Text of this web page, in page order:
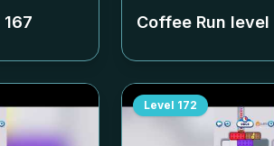
167 Coffee Run level
Level 172